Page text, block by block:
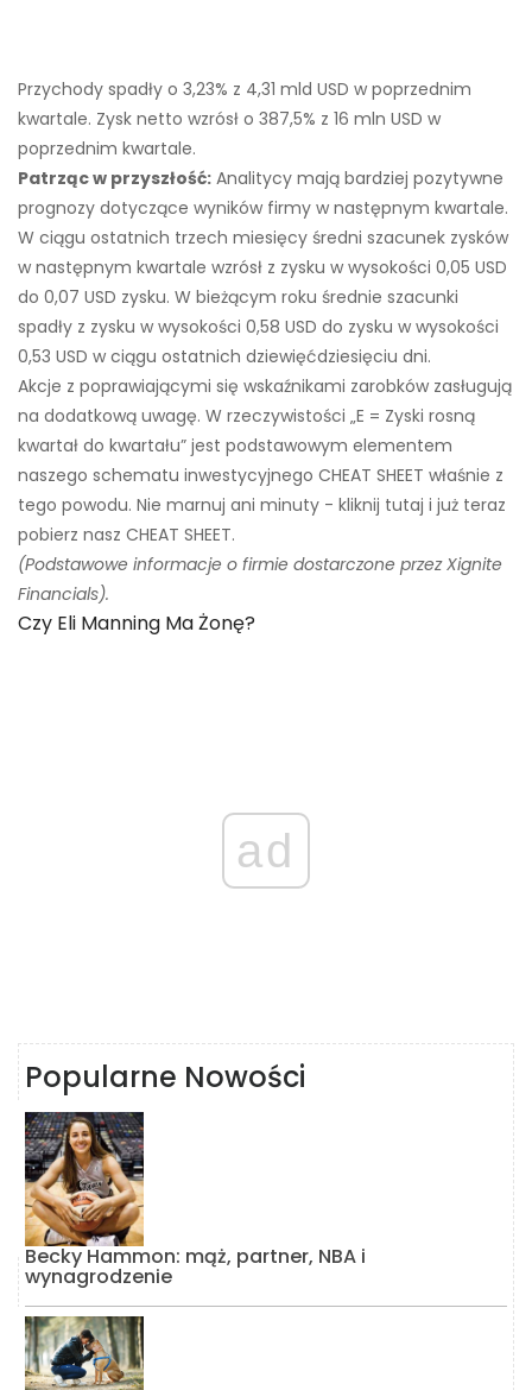
Przychody spadły o 3,23% z 4,31 mld USD w poprzednim
kwartale. Zysk netto wzrósł o 387,5% z 16 mln USD w
poprzednim kwartale.
Patrząc w przyszłość: Analitycy mają bardziej pozytywne
prognozy dotyczące wyników firmy w następnym kwartale.
W ciągu ostatnich trzech miesięcy średni szacunek zysków
w następnym kwartale wzrósł z zysku w wysokości 0,05 USD
do 0,07 USD zysku. W bieżącym roku średnie szacunki
spadły z zysku w wysokości 0,58 USD do zysku w wysokości
0,53 USD w ciągu ostatnich dziewięćdziesięciu dni.
Akcje z poprawiającymi się wskaźnikami zarobków zasługują
na dodatkową uwagę. W rzeczywistości „E = Zyski rosną
kwartał do kwartału” jest podstawowym elementem
naszego schematu inwestycyjnego CHEAT SHEET właśnie z
tego powodu. Nie marnuj ani minuty - kliknij tutaj i już teraz
pobierz nasz CHEAT SHEET.
(Podstawowe informacje o firmie dostarczone przez Xignite
Financials).
Czy Eli Manning Ma Żonę?
ad
Popularne Nowości
Becky Hammon: mąż, partner, NBA i
wynagrodzenie